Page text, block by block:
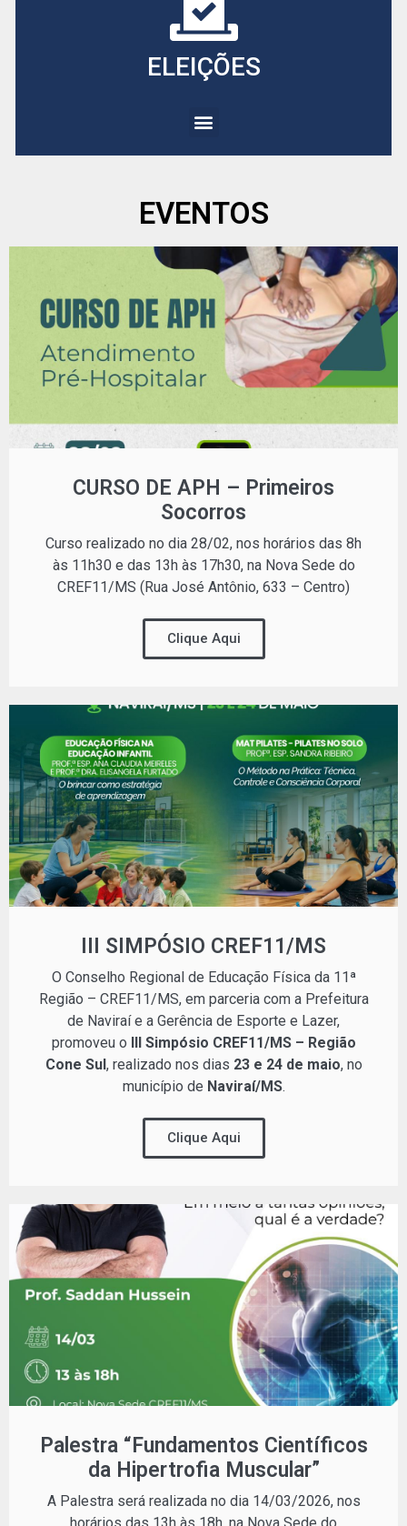
ELEIÇÕES
EVENTOS
CURSO DE APH – Primeiros
Socorros
Curso realizado no dia 28/02, nos horários das 8h
às 11h30 e das 13h às 17h30, na Nova Sede do
CREF11/MS (Rua José Antônio, 633 – Centro)
Clique Aqui
III SIMPÓSIO CREF11/MS
O Conselho Regional de Educação Física da 11ª
Região – CREF11/MS, em parceria com a Prefeitura
de Naviraí e a Gerência de Esporte e Lazer,
promoveu o III Simpósio CREF11/MS – Região
Cone Sul, realizado nos dias 23 e 24 de maio, no
município de Naviraí/MS.
Clique Aqui
Palestra “Fundamentos Científicos
da Hipertrofia Muscular”
A Palestra será realizada no dia 14/03/2026, nos
horários das 13h às 18h, na Nova Sede do